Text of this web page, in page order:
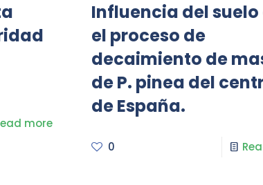
more
Influencia del suelo
el proceso de
decaimiento de
de P. pinea del
de España.
0